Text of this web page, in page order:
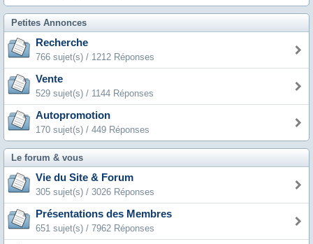
Petites Annonces
Recherche
766 sujet(s) / 1212 Réponses
Vente
529 sujet(s) / 1144 Réponses
Autopromotion
170 sujet(s) / 449 Réponses
Le forum & vous
Vie du Site & Forum
305 sujet(s) / 3026 Réponses
Présentations des Membres
651 sujet(s) / 7962 Réponses